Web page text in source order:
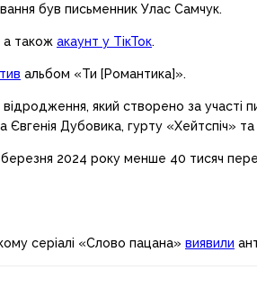
був письменник Улас Самчук.
а також акаунт у ТікТок.
альбом «Ти [Романтика]».
який створено за участі
Дубовика, гурту «Хейтспіч»
2024 року менше 40 тисяч
серіалі «Слово пацана» виявили